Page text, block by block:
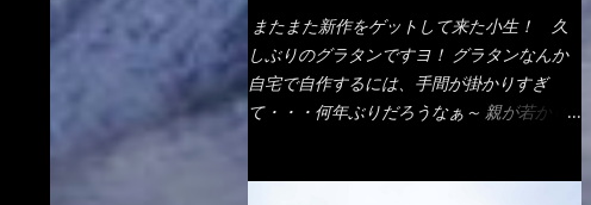
した。 良いじゃないか～...
も揚げたての熱々です。 これを難なく完食
出来なければ、漢では無い！と云っても過言
ではないだろう。 この他も、兎に角ボリュ
ーム満点で＜薄カツ＞と呼ばれるメニュー
が薄いから、2枚乗せにしたらしいけ
メラや日清からも出されている、辛口のラー
メンじゃん！！ 酸っぱくしたら、酸辣湯
麺？なんてね。 よし今日のサラメシは、宮
崎辛麺にしよう！ それではまず袋を開ける
ない姿・・・何だかチョッと高級感的
またまた新作をゲットして来た小生！ 久
しぶりのグラタンですヨ！ グラタンなんか
自宅で自作するには、手間が掛かりすぎ
て・・・何年ぶりだろうなぁ～ 親が若かり